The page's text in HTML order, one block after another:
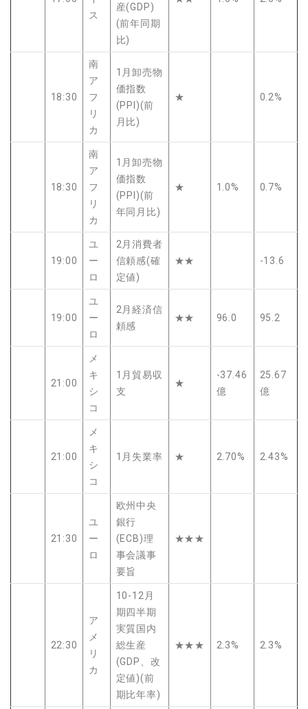
ス
産(GDP)
(前年同期
比)
18:30
南
ア
フ
リ
カ
1月卸売物
価指数
(PPI)(前
月比)
★ 0.2%
18:30
南
ア
フ
リ
カ
1月卸売物
価指数
(PPI)(前
年同月比)
★ 1.0% 0.7%
19:00
ユ
ー
ロ
2月消費者
信頼感(確
定値)
★★ -13.6
19:00
ユ
ー
ロ
2月経済信
頼感
★★ 96.0 95.2
21:00
メ
キ
シ
コ
1月貿易収
支
★
-37.46
億
25.67
億
21:00
メ
キ
シ
コ
1月失業率 ★ 2.70% 2.43%
21:30
ユ
ー
ロ
欧州中央
銀行
(ECB)理
事会議事
要旨
★★★
22:30
ア
メ
リ
カ
10-12月
期四半期
実質国内
総生産
(GDP、改
定値)(前
期比年率)
★★★ 2.3% 2.3%